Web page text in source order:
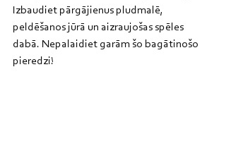
Izbaudiet pārgājienus pludmalē,
peldēšanos jūrā un aizraujošas spēles
dabā. Nepalaidiet garām šo bagātinošo
pieredzi!